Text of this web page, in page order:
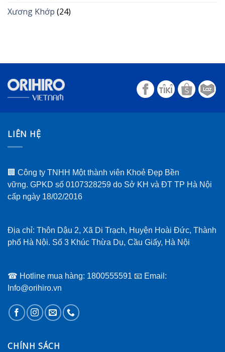
Xương Khớp (24)
LIÊN HỆ
🏢 Công ty TNHH Một thành viên Khoẻ Đẹp Bền
vững. GPKD số 0107328259 do Sở KH và ĐT TP Hà Nội
cấp ngày 18/02/2016
Địa chỉ: Thôn Dậu 2, Xã Di Trạch, Huyện Hoài Đức, Thành
phố Hà Nội. Số 3 Khúc Thừa Dụ, Cầu Giấy, Hà Nội
☎ Hotline mua hàng: 1800555591 📧 Email:
Info@orihiro.vn
CHÍNH SÁCH